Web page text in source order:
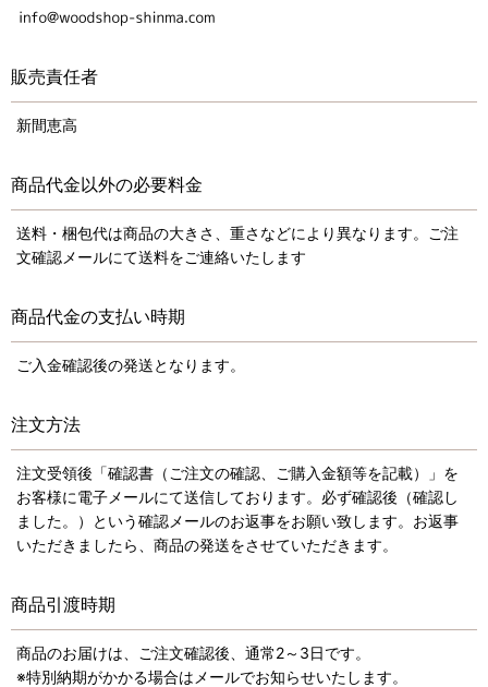
販売責任者
新間恵高
商品代金以外の必要料金
送料・梱包代は商品の大きさ、重さなどにより異なります。ご注
文確認メールにて送料をご連絡いたします
商品代金の支払い時期
ご入金確認後の発送となります。
注文方法
注文受領後「確認書（ご注文の確認、ご購入金額等を記載）」を
お客様に電子メールにて送信しております。必ず確認後（確認し
ました。）という確認メールのお返事をお願い致します。お返事
いただきましたら、商品の発送をさせていただきます。
商品引渡時期
商品のお届けは、ご注文確認後、通常2～3日です。
※特別納期がかかる場合はメールでお知らせいたします。